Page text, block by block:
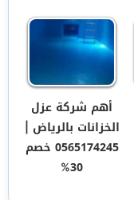
أهم شركة عزل
الخزانات بالرياض ‏|
0565174245 خصم
30%